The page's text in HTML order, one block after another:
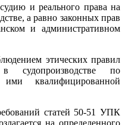
и реального права на
а равно законных прав
и административном
этических правил
судопроизводстве по
квалифицированной
статей 50-51 УПК
на определенного